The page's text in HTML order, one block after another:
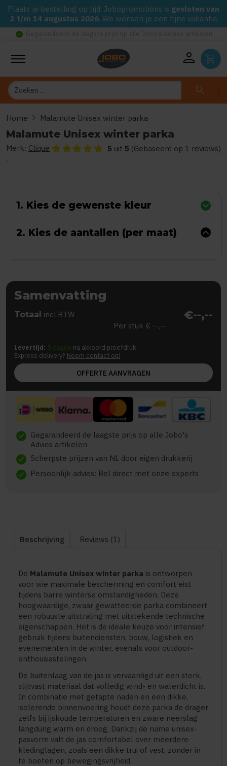
Plaats je bestelling op tijd. Jobopromotions is gesloten van
3 t/m 14 augustus 2026. We wensen je een fijne vakantie
check_circle
person shopping_cart
Zoeken search
Home chevron_right Malamute Unisex winter parka
Malamute Unisex winter parka
Merk: Clique De beoordeling van dit product is5 van de 5
5 uit 5 (Gebaseerd op 1 reviews)
1. Kies de gewenste kleur
2. Kies de aantallen (per maat)
Samenvatting
Totaal incl.BTW €--,--
Per stuk € --,--
Levertijd: 5 dagen na akkoord proefdruk
Express delivery? Neem contact op!
OFFERTE AANVRAGEN
check Gegarandeerd de laagste prijs op alle Jobo's
Advies artikelen
check Scherpste prijzen van NL door eigen drukkerij
check Persoonlijk advies: Bel direct met onze experts
Beschrijving Reviews (1)
De Malamute Unisex winter parka is ontworpen
voor wie maximale bescherming en comfort eist
tijdens barre winterse omstandigheden. Deze
hoogwaardige, zwaar gewatteerde parka combineert
een robuuste uitstraling met uitstekende technische
eigenschappen. Het is de ideale keuze voor intensief
gebruik tijdens buitendiensten, bouw, logistiek en
evenementen in de winter, evenals voor outdoor-
enthousiastelingen.
De buitenlaag van de jas is vervaardigd uit een sterk,
slijtvast materiaal dat volledig wind- en waterdicht is.
In combinatie met getapte naden en een dikke,
isolerende binnenvoering houdt deze parka de drager
zelfs bij ijskoude temperaturen en zware neerslag
langdurig warm en droog. Dankzij de ruime unisex-
pasvorm valt de jas comfortabel over meerdere
kledinglagen, zoals een dikke trui of vest, zonder in
te boeten op bewegingsvrijheid.